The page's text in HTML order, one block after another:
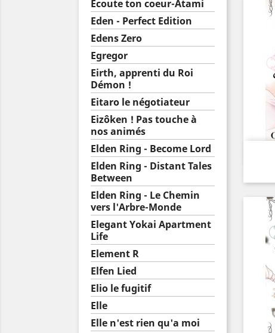
Ecoute ton coeur-Atami
Eden - Perfect Edition
Edens Zero
Egregor
Eirth, apprenti du Roi
Démon !
Eitaro le négotiateur
Eizôken ! Pas touche à
nos animés
Elden Ring - Become Lord
Elden Ring - Distant Tales
Between
Elden Ring - Le Chemin
vers l'Arbre-Monde
Elegant Yokai Apartment
Life
Element R
Elfen Lied
Elio le fugitif
Elle
Elle n'est rien qu'a moi